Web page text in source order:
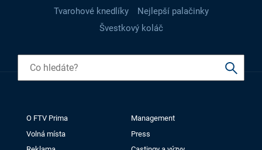
Tvarohové knedlíky
Nejlepší palačinky
Švestkový koláč
O FTV Prima
Management
Volná místa
Press